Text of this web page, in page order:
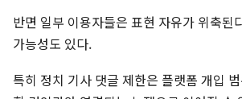
반면 일부 이용자들은 표현 자유가 위축된
가능성도 있다.
특히 정치 기사 댓글 제한은 플랫폼 개입